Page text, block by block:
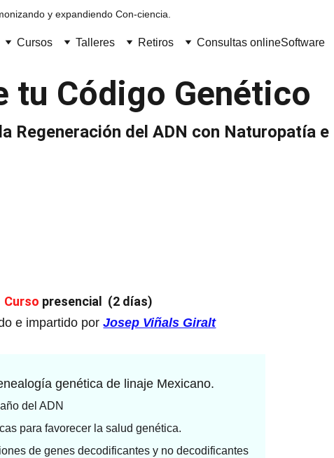
y expandiendo Con-ciencia.
Cursos Talleres Retiros Consultas onlineSoftware
Regeneración del ADN con Naturopatía e
tu Código Genético
genética de linaje Mexicano.
del ADN
para favorecer la salud genética.
de genes decodificantes y no decodificantes
Curso presencial  (2 días)
e impartido por Josep Viñals Giralt